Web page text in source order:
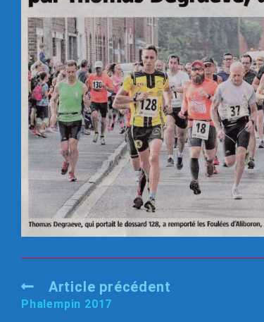
Article précédent
Phalempin 2017